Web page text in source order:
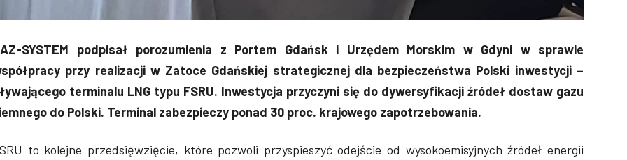
SYSTEM podpisał porozumienia z Portem Gdańsk i Urzędem Morskim w Gdyni w sprawie
przy realizacji w Zatoce Gdańskiej strategicznej dla bezpieczeństwa Polski inwestycji –
terminalu LNG typu FSRU. Inwestycja przyczyni się do dywersyfikacji źródeł dostaw gazu
do Polski. Terminal zabezpieczy ponad 30 proc. krajowego zapotrzebowania.
to kolejne przedsięwzięcie, które pozwoli przyspieszyć odejście od wysokoemisyjnych źródeł energii